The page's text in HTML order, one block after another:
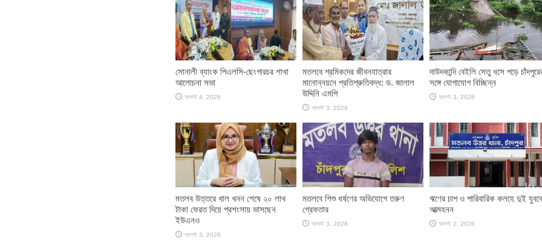
সোনালী ব্যাংক পিএলসি-ছেংগারচর শাখা
আলোচনা সভা
আগস্ট 4, 2026
মতলবে শ্রমিকদের জীবনযাত্রার
মানোন্নয়নে প্রতিশ্রুতিবদ্ধ: ড. জালাল
উদ্দিনি এমপি
আগস্ট 3, 2026
দাউদকান্দি বেইলি সেতু ধসে পড়ে
সঙ্গে যোগাযোগ বিচ্ছিন্ন
আগস্ট 3, 2026
মতলব উত্তরে খাল খনন শেষে ২০ লাখ
টাকা ফেরত দিয়ে প্রশংসায় ভাসছেন
ইউএনও
আগস্ট 3, 2026
মতলবে শিশু ধর্ষণের অভিযোগে তরুণ
গ্রেফতার
আগস্ট 3, 2026
ঋণের চাপ ও পারিবারিক কলহে দুই
আত্মহনন
আগস্ট 2, 2026